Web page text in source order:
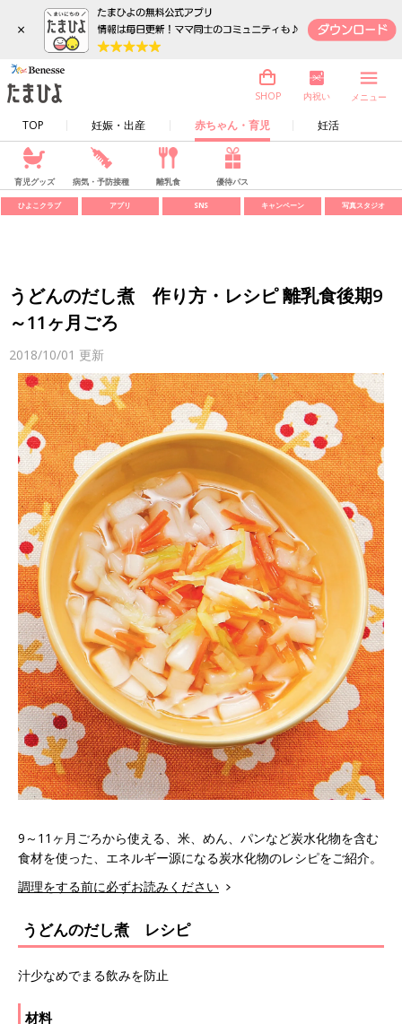
×
TOP 妊娠・出産 赤ちゃん・育児 妊活
SHOP 内祝い メニュー
育児グッズ 病気・予防接種 離乳食 優待パス
ひよこクラブ アプリ SNS キャンペーン 写真スタジオ
うどんのだし煮 作り方・レシピ 離乳食後期9
～11ヶ月ごろ
2018/10/01 更新
9～11ヶ月ごろから使える、米、めん、パンなど炭水化物を含む
食材を使った、エネルギー源になる炭水化物のレシピをご紹介。
調理をする前に必ずお読みください
うどんのだし煮 レシピ
汁少なめでまる飲みを防止
材料